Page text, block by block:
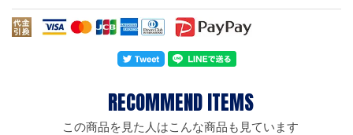
この商品を見た人はこんな商品も見ています